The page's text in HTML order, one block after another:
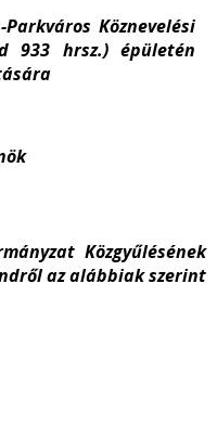
Köznevelési
933 hrsz.) épületén
Közgyűlésének
az alábbiak szerint